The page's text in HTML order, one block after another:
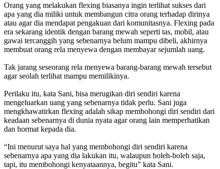
Orang yang melakukan flexing biasanya ingin terlihat sukses dari
apa yang dia miliki untuk membangun citra orang terhadap dirinya
atau agar dia mendapat pengakuan dari komunitasnya. Flexing pada
era sekarang identik dengan barang mewah seperti tas, mobil, atau
gawai tercanggih yang sebenarnya belum mampu dibeli, akhirnya
membuat orang rela menyewa dengan membayar sejumlah uang.
Tak jarang seseorang rela menyewa barang-barang mewah tersebut
agar seolah terlihat mampu memilikinya.
Perilaku itu, kata Sani, bisa merugikan diri sendiri karena
mengeluarkan uang yang sebenarnya tidak perlu. Sani juga
mengkhawatirkan flexing adalah sikap membohongi diri sendiri dari
keadaan sebenarnya di dunia nyata agar orang lain memperhatikan
dan hormat kepada dia.
“Ini menurut saya hal yang membohongi diri sendiri karena
sebenarnya apa yang dia lakukan itu, walaupun boleh-boleh saja,
tapi, itu membohongi kenyataannya, begitu” kata Sani.